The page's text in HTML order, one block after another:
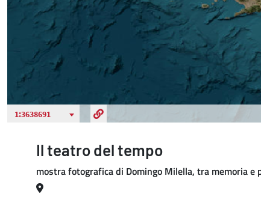
Il teatro del tempo
mostra fotografica di Domingo Milella, tra memoria e